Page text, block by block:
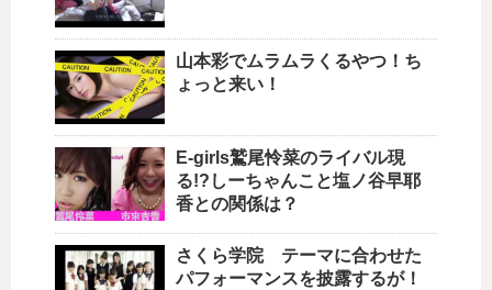
山本彩でムラムラくるやつ！ち
ょっと来い！
E-girls鷲尾怜菜のライバル現
る!?しーちゃんこと塩ノ谷早耶
香との関係は？
さくら学院 テーマに合わせた
パフォーマンスを披露するが！